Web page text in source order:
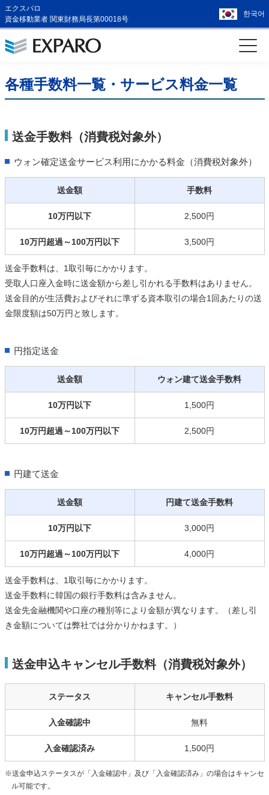
エクスパロ
資金移動業者 関東財務局長第00018号
한국어
各種手数料一覧・サービス料金一覧
送金手数料（消費税対象外）
ウォン確定送金サービス利用にかかる料金（消費税対象外）
送金額 手数料
10万円以下 2,500円
10万円超過～100万円以下 3,500円
送金手数料は、1取引毎にかかります。
受取人口座入金時に送金額から差し引かれる手数料はありません。
送金目的が生活費およびそれに準ずる資本取引の場合1回あたりの送
金限度額は50万円と致します。
円指定送金
送金額 ウォン建て送金手数料
10万円以下 1,500円
10万円超過～100万円以下 2,500円
円建て送金
送金額 円建て送金手数料
10万円以下 3,000円
10万円超過～100万円以下 4,000円
送金手数料は、1取引毎にかかります。
送金手数料に韓国の銀行手数料は含みません。
送金先金融機関や口座の種別等により金額が異なります。（差し引
き金額については弊社では分かりかねます。）
送金申込キャンセル手数料（消費税対象外）
ステータス キャンセル手数料
入金確認中 無料
入金確認済み 1,500円
※送金申込ステータスが「入金確認中」及び「入金確認済み」の場合はキャンセ
ル可能です。